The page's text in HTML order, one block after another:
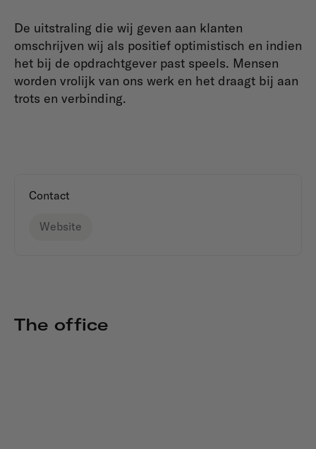
De uitstraling die wij geven aan klanten
omschrijven wij als positief optimistisch en indien
het bij de opdrachtgever past speels. Mensen
worden vrolijk van ons werk en het draagt bij aan
trots en verbinding.
Contact
Website
The office